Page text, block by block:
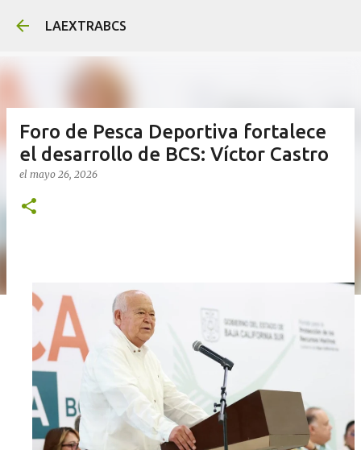
LAEXTRABCS
Foro de Pesca Deportiva fortalece
el desarrollo de BCS: Víctor Castro
el mayo 26, 2026